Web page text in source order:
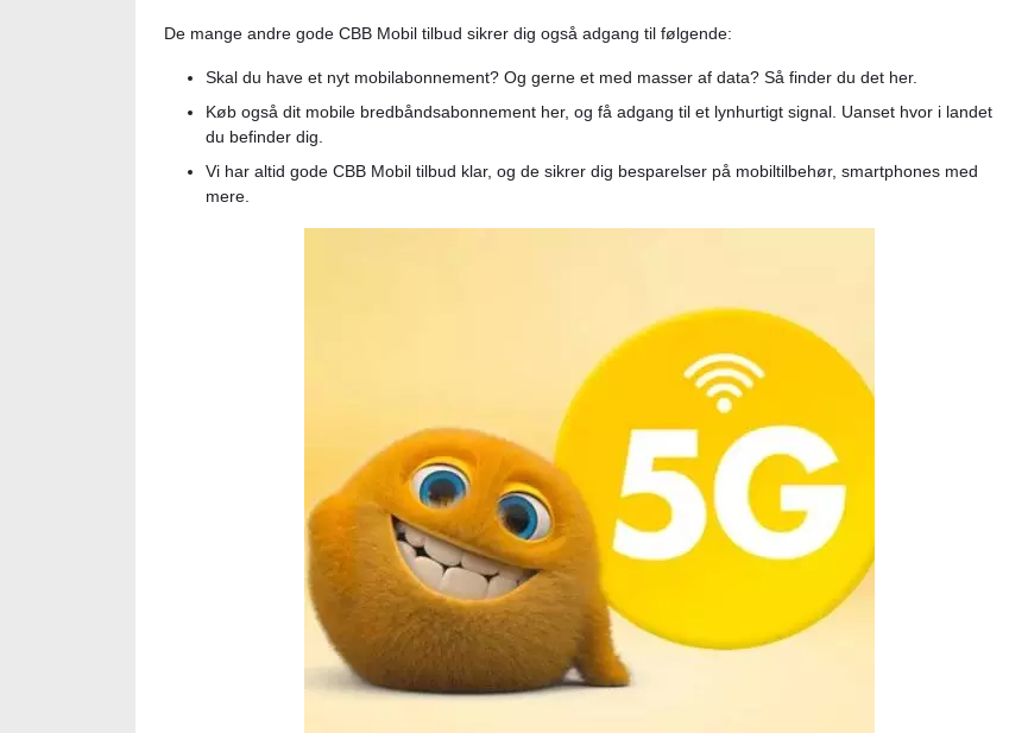
De mange andre gode CBB Mobil tilbud sikrer dig også adgang til følgende:
Skal du have et nyt mobilabonnement? Og gerne et med masser af data? Så finder du det her.
Køb også dit mobile bredbåndsabonnement her, og få adgang til et lynhurtigt signal. Uanset hvor i landet
du befinder dig.
Vi har altid gode CBB Mobil tilbud klar, og de sikrer dig besparelser på mobiltilbehør, smartphones med
mere.